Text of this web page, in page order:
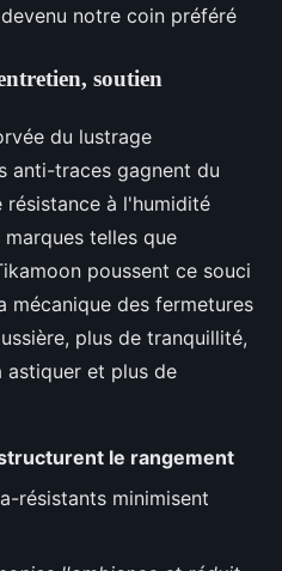
notre coin préféré
soutien
du lustrage
anti-traces gagnent du
à l'humidité
telles que
poussent ce souci
mécanique des fermetures
plus de tranquillité,
astiquer et plus de
le rangement
résistants minimisent